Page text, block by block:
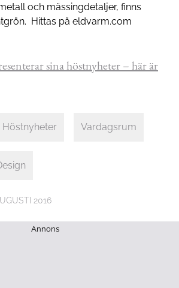
och mässingdetaljer, finns
Hittas på eldvarm.com
sina höstnyheter – här är
Höstnyheter Vardagsrum
2016
Annons